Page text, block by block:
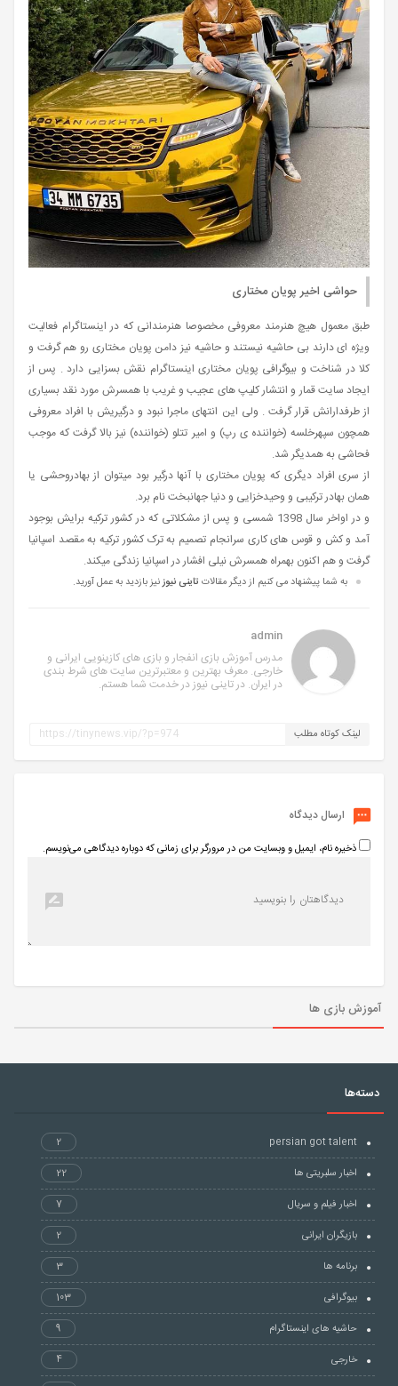
حواشی اخیر پویان مختاری
طبق معمول هیچ هنرمند معروفی مخصوصا هنرمندانی که در اینستاگرام فعالیت
ویژه ای دارند بی حاشیه نیستند و حاشیه نیز دامن پویان مختاری رو هم گرفت و
کلا در شناخت و بیوگرافی پویان مختاری اینستاگرام نقش بسزایی دارد . پس از
ایجاد سایت قمار و انتشار کلیپ های عجیب و غریب با همسرش مورد نقد بسیاری
از طرفدارانش قرار گرفت . ولی این انتهای ماجرا نبود و درگیریش با افراد معروفی
همچون سپهرخلسه (خواننده ی رپ) و امیر تتلو (خواننده) نیز بالا گرفت که موجب
فحاشی به همدیگر شد.
از سری افراد دیگری که پویان مختاری با آنها درگیر بود میتوان از بهادروحشی یا
همان بهادر ترکیبی و وحیدخزایی و دنیا جهانبخت نام برد.
و در اواخر سال 1398 شمسی و پس از مشکلاتی که در کشور ترکیه برایش بوجود
آمد و کش و قوس های کاری سرانجام تصمیم به ترک کشور ترکیه به مقصد اسپانیا
گرفت و هم اکنون بهمراه همسرش نیلی افشار در اسپانیا زندگی میکند.
به شما پیشنهاد می کنیم از دیگر مقالات تاینی نیوزنیز بازدید به عمل آورید.
admin
مدرس آموزش بازی انفجار و بازی های کازینویی ایرانی و
خارجی. معرف بهترین و معتبرترین سایت های شرط بندی
در ایران. در تاینی نیوز در خدمت شما هستم.
لینک کوتاه مطلب
ارسال دیدگاه
ذخیره نام، ایمیل و وبسایت من در مرورگر برای زمانی که دوباره دیدگاهی می‌نویسم.
آموزش بازی ها
دسته‌ها
persian got talent
2
اخبار سلبریتی ها
22
اخبار فیلم و سریال
7
بازیگران ایرانی
2
برنامه ها
3
بیوگرافی
103
حاشیه های اینستاگرام
9
خارجی
4